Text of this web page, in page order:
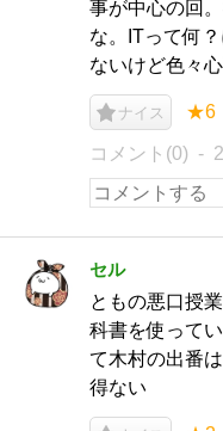
事が中心の回
な。ITって何
ないけど色々
ナイス ★6
コメント(0)
セル
ともの悪口授
科書を使って
て木村の出番
得ない